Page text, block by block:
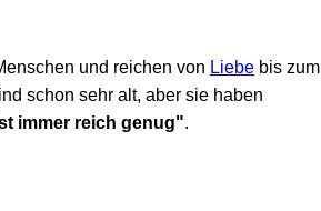
und reichen von Liebe bis zum
schon sehr alt, aber sie haben
immer reich genug".